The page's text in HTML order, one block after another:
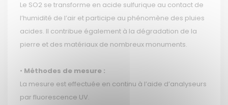
Le SO2 se transforme en acide sulfurique au contact de
l’humidité de l’air et participe au phénomène des pluies
acides. Il contribue également à la dégradation de la
pierre et des matériaux de nombreux monuments.
• Méthodes de mesure :
La mesure est effectuée en continu à l’aide d’analyseurs
par fluorescence UV.